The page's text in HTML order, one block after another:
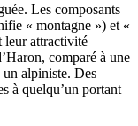
Les composants
« montagne ») et «
leur attractivité
comparé à une
alpiniste. Des
à quelqu’un portant